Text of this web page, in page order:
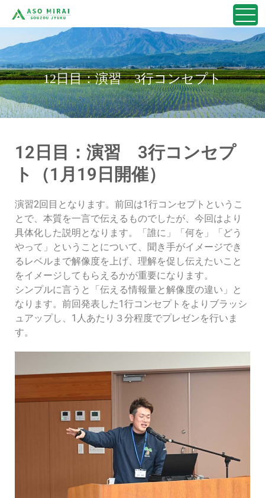
12日目：演習 3行コンセプト
12日目：演習 3行コンセプ
ト（1月19日開催）
演習2回目となります。前回は1行コンセプトというこ
とで、本質を一言で伝えるものでしたが、今回はより
具体化した説明となります。「誰に」「何を」「どう
やって」ということについて、聞き手がイメージでき
るレベルまで解像度を上げ、理解を促し伝えたいこと
をイメージしてもらえるかが重要になります。
シンプルに言うと「伝える情報量と解像度の違い」と
なります。前回発表した1行コンセプトをよりブラッシ
ュアップし、 1 人あたり３分程度でプレゼンを行いま
す。